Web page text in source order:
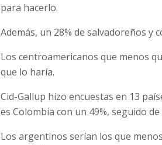
para hacerlo.
Además, un 28% de salvadoreños y
Los centroamericanos que menos
que lo haría.
Cid-Gallup hizo encuestas en 13
es Colombia con un 49%, seguido
Los argentinos serían los que